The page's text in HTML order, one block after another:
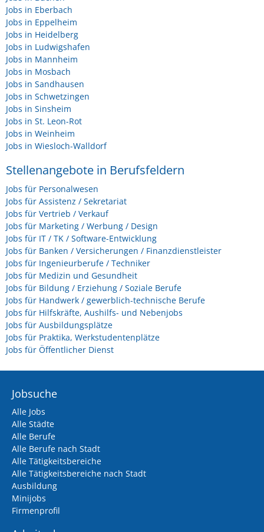
Jobs in Eberbach
Jobs in Eppelheim
Jobs in Heidelberg
Jobs in Ludwigshafen
Jobs in Mannheim
Jobs in Mosbach
Jobs in Sandhausen
Jobs in Schwetzingen
Jobs in Sinsheim
Jobs in St. Leon-Rot
Jobs in Weinheim
Jobs in Wiesloch-Walldorf
Stellenangebote in Berufsfeldern
Jobs für Personalwesen
Jobs für Assistenz / Sekretariat
Jobs für Vertrieb / Verkauf
Jobs für Marketing / Werbung / Design
Jobs für IT / TK / Software-Entwicklung
Jobs für Banken / Versicherungen / Finanzdienstleister
Jobs für Ingenieurberufe / Techniker
Jobs für Medizin und Gesundheit
Jobs für Bildung / Erziehung / Soziale Berufe
Jobs für Handwerk / gewerblich-technische Berufe
Jobs für Hilfskräfte, Aushilfs- und Nebenjobs
Jobs für Ausbildungsplätze
Jobs für Praktika, Werkstudentenplätze
Jobs für Öffentlicher Dienst
Jobsuche
Alle Jobs
Alle Städte
Alle Berufe
Alle Berufe nach Stadt
Alle Tätigkeitsbereiche
Alle Tätigkeitsbereiche nach Stadt
Ausbildung
Minijobs
Firmenprofil